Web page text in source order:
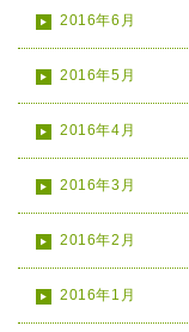
2016年6月
2016年5月
2016年4月
2016年3月
2016年2月
2016年1月